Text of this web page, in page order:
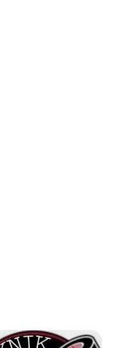
fitur-fitur di KangPro